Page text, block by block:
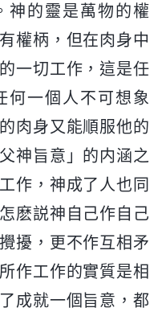
神的靈是萬物的權
權柄，但在肉身中
一切工作，這是任
何一個人不可想象
肉身又能順服他的
神旨意」的内涵之
作，神成了人也同
麽説神自己作自己
擾，更不作互相矛
作工作的實質是相
成就一個旨意，都